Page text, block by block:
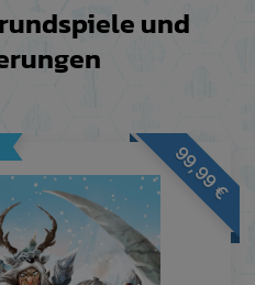
und
99,99
€